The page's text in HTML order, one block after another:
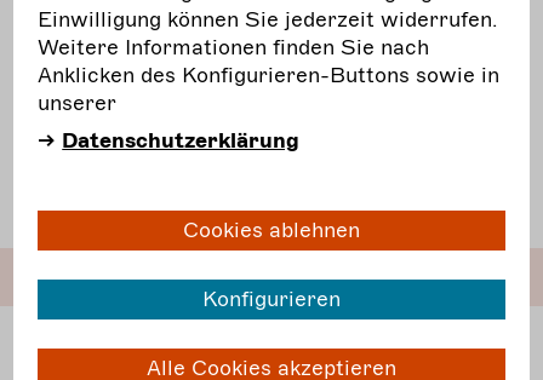
Mythen zur Gemeinnützigkeit
Besteuerung der verschiedenen
Tätigkeitsbereiche
Kleinunternehmer-Status
Spenden und Sponsoring
Umsatzsteuer
Einwilligung können Sie jederzeit widerrufen.
Weitere Informationen finden Sie nach
Anklicken des Konfigurieren-Buttons sowie in
unserer
Datenschutzerklärung
Cookies ablehnen
Konfigurieren
Alle Cookies akzeptieren